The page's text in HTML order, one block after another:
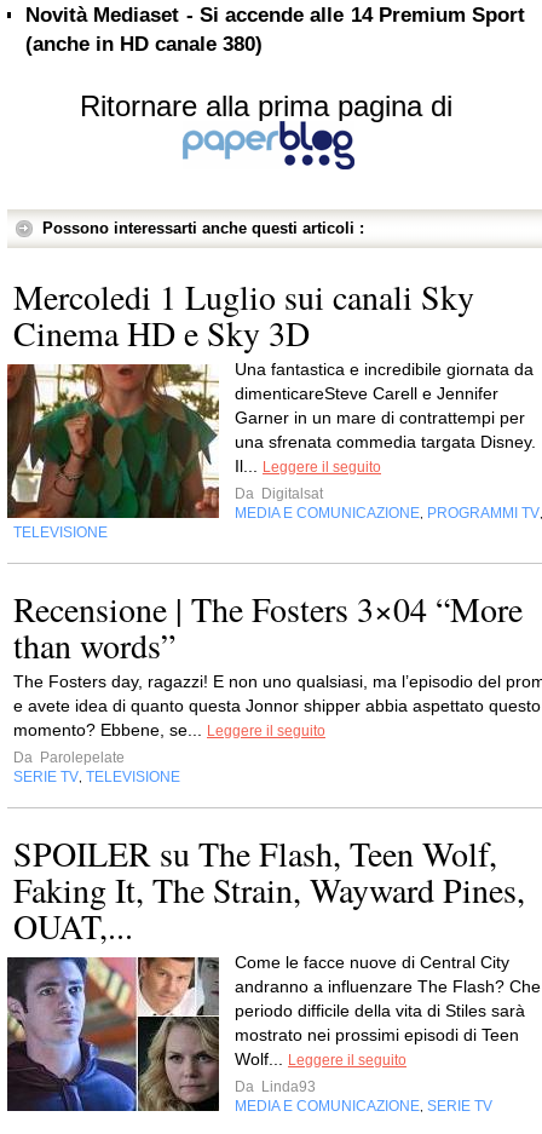
Novità Mediaset - Si accende alle 14 Premium Sport
(anche in HD canale 380)
Ritornare alla prima pagina di
Possono interessarti anche questi articoli :
Mercoledi 1 Luglio sui canali Sky
Cinema HD e Sky 3D
Una fantastica e incredibile giornata da
dimenticareSteve Carell e Jennifer
Garner in un mare di contrattempi per
una sfrenata commedia targata Disney.
Il...
Leggere il seguito
Da Digitalsat
MEDIA E COMUNICAZIONE PROGRAMMI TV
TELEVISIONE
Recensione | The Fosters 3×04 “More
than words”
The Fosters day, ragazzi! E non uno qualsiasi, ma l’episodio del
e avete idea di quanto questa Jonnor shipper abbia aspettato questo
momento? Ebbene, se...
Leggere il seguito
Da Parolepelate
SERIE TV TELEVISIONE
SPOILER su The Flash, Teen Wolf,
Faking It, The Strain, Wayward Pines,
OUAT,...
Come le facce nuove di Central City
andranno a influenzare The Flash? Che
periodo difficile della vita di Stiles sarà
mostrato nei prossimi episodi di Teen
Wolf...
Leggere il seguito
Da Linda93
MEDIA E COMUNICAZIONE SERIE TV